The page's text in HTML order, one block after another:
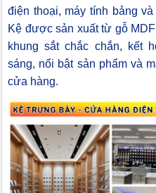
điện thoại, máy tính bảng
Kệ được sản xuất từ gỗ
khung sắt chắc chắn, kết
sáng, nổi bật sản phẩm và
cửa hàng.